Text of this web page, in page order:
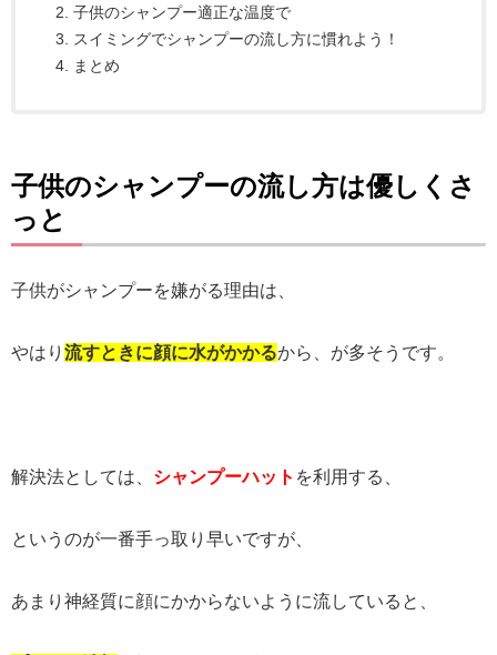
子供のシャンプー適正な温度で
スイミングでシャンプーの流し方に慣れよう！
まとめ
子供のシャンプーの流し方は優しくさ
っと
子供がシャンプーを嫌がる理由は、
やはり 流すときに顔に水がかかるから、が多そうです。
解決法としては、 シャンプーハット を利用する、
というのが一番手っ取り早いですが、
あまり神経質に顔にかからないように流していると、